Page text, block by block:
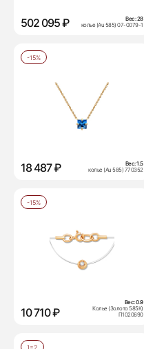
502 095 ₽ Вес:28
колье (Au 585) 07-0079-1
-15%
18 487 ₽ Вес:1.5
колье (Au 585) 770352
-15%
10 710 ₽
Вес:0.9
Колье (Золото 585К)
П1020690
1=2